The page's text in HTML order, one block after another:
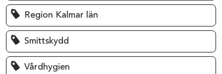
Region Kalmar län
Smittskydd
Vårdhygien